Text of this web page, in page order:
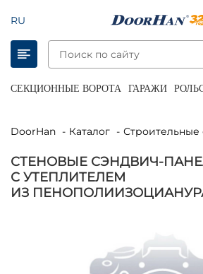
RU
СЕКЦИОННЫЕ ВОРОТА ГАРАЖИ
DoorHan Каталог
СТЕНОВЫЕ СЭНДВИЧ-
С УТЕПЛИТЕЛЕМ
ИЗ